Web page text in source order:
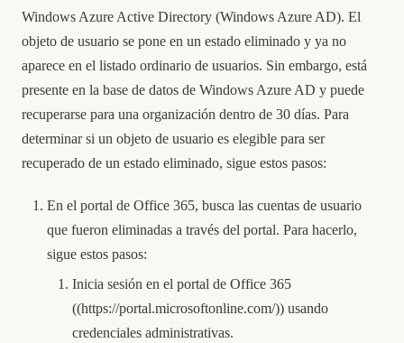
Windows Azure Active Directory (Windows Azure AD). El
objeto de usuario se pone en un estado eliminado y ya no
aparece en el listado ordinario de usuarios. Sin embargo, está
presente en la base de datos de Windows Azure AD y puede
recuperarse para una organización dentro de 30 días. Para
determinar si un objeto de usuario es elegible para ser
recuperado de un estado eliminado, sigue estos pasos:
En el portal de Office 365, busca las cuentas de usuario
que fueron eliminadas a través del portal. Para hacerlo,
sigue estos pasos:
Inicia sesión en el portal de Office 365
((https://portal.microsoftonline.com/)) usando
credenciales administrativas.